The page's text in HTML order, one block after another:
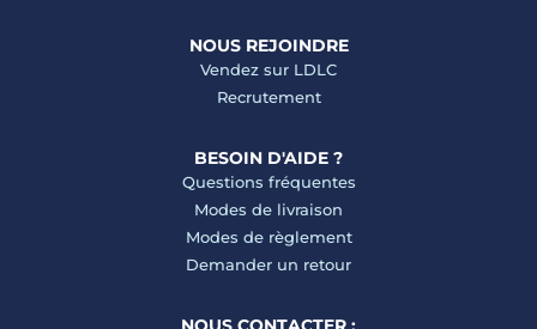
NOUS REJOINDRE
Vendez sur LDLC
Recrutement
BESOIN D'AIDE ?
Questions fréquentes
Modes de livraison
Modes de règlement
Demander un retour